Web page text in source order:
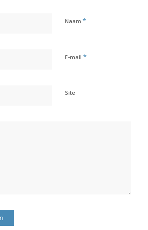
Naam *
E-mail *
Site